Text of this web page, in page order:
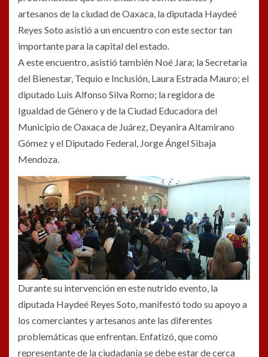
artesanos de la ciudad de Oaxaca, la diputada Haydeé
Reyes Soto asistió a un encuentro con este sector tan
importante para la capital del estado.
A este encuentro, asistió también Noé Jara; la Secretaria
del Bienestar, Tequio e Inclusión, Laura Estrada Mauro; el
diputado Luis Alfonso Silva Romo; la regidora de
Igualdad de Género y de la Ciudad Educadora del
Municipio de Oaxaca de Juárez, Deyanira Altamirano
Gómez y el Diputado Federal, Jorge Ángel Sibaja
Mendoza.
Durante su intervención en este nutrido evento, la
diputada Haydeé Reyes Soto, manifestó todo su apoyo a
los comerciantes y artesanos ante las diferentes
problemáticas que enfrentan. Enfatizó, que como
representante de la ciudadanía se debe estar de cerca